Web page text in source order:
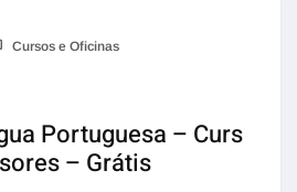
Cursos e Oficinas
Portuguesa – Curs
– Grátis